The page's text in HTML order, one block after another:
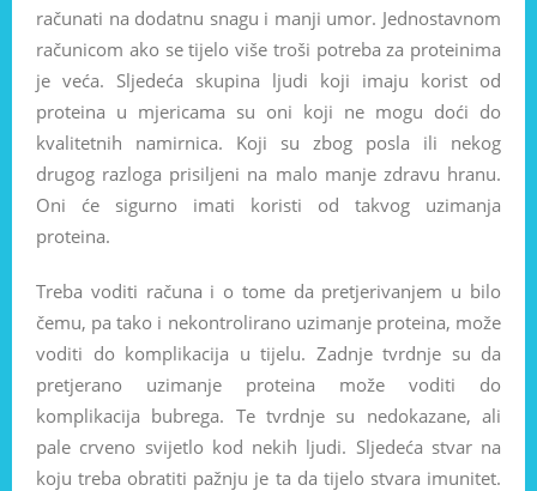
računati na dodatnu snagu i manji umor. Jednostavnom
računicom ako se tijelo više troši potreba za proteinima
je veća. Sljedeća skupina ljudi koji imaju korist od
proteina u mjericama su oni koji ne mogu doći do
kvalitetnih namirnica. Koji su zbog posla ili nekog
drugog razloga prisiljeni na malo manje zdravu hranu.
Oni će sigurno imati koristi od takvog uzimanja
proteina.
Treba voditi računa i o tome da pretjerivanjem u bilo
čemu, pa tako i nekontrolirano uzimanje proteina, može
voditi do komplikacija u tijelu. Zadnje tvrdnje su da
pretjerano uzimanje proteina može voditi do
komplikacija bubrega. Te tvrdnje su nedokazane, ali
pale crveno svijetlo kod nekih ljudi. Sljedeća stvar na
koju treba obratiti pažnju je ta da tijelo stvara imunitet.